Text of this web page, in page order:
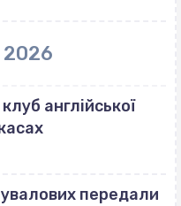
2026
англійської
передали